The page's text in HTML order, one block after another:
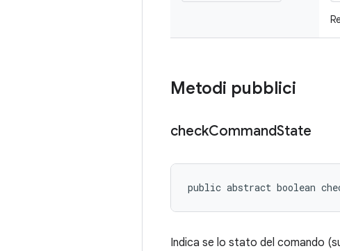
Metodi pubblici
checkCommandState
public abstract boolean
Indica se lo stato del comando